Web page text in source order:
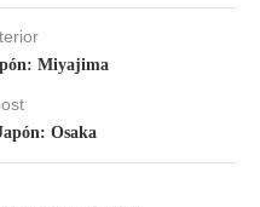
Miyajima
Osaka